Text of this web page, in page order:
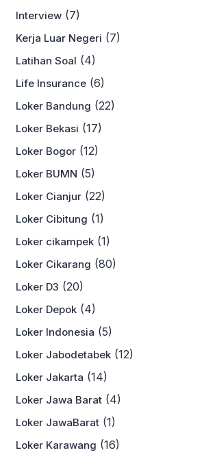
Interview (7)
Kerja Luar Negeri (7)
Latihan Soal (4)
Life Insurance (6)
Loker Bandung (22)
Loker Bekasi (17)
Loker Bogor (12)
Loker BUMN (5)
Loker Cianjur (22)
Loker Cibitung (1)
Loker cikampek (1)
Loker Cikarang (80)
Loker D3 (20)
Loker Depok (4)
Loker Indonesia (5)
Loker Jabodetabek (12)
Loker Jakarta (14)
Loker Jawa Barat (4)
Loker JawaBarat (1)
Loker Karawang (16)